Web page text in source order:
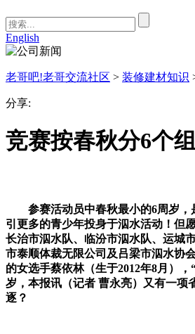
English
老哥吧!老哥交流社区 > 装修建材知识
分享:
竞赛按春秋分6个
参赛活动员中春秋最小的6周岁，是
引更多的青少年投身于泅水活动！但
长治市泅水队、临汾市泅水队、运城
市泰顺体裁无限公司及吕梁市泅水协
的女选手蔡依林（生于2012年8月）
岁，本报讯（记者 曹永亮）又有一项
逐？